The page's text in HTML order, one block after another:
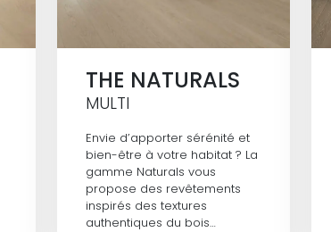
THE NATURALS
MULTI
Envie d’apporter sérénité et
bien-être à votre habitat ? La
gamme Naturals vous
propose des revêtements
inspirés des textures
authentiques du bois…